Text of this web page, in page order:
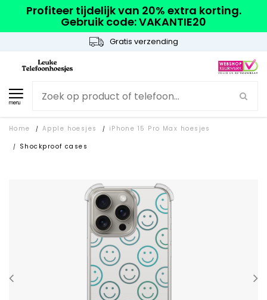
Profiteer tijdelijk van 20% extra korting.
Gebruik code: VAKANTIE20
Gratis verzending
menu
Home / Apple hoesjes / iPhone 15 Pro Max hoesjes
/ Shockproof cases